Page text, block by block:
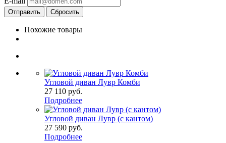
Сбросить
Похожие товары
Угловой диван Лувр Комби
27 110 руб.
Подробнее
Угловой диван Лувр (с кантом)
27 590 руб.
Подробнее